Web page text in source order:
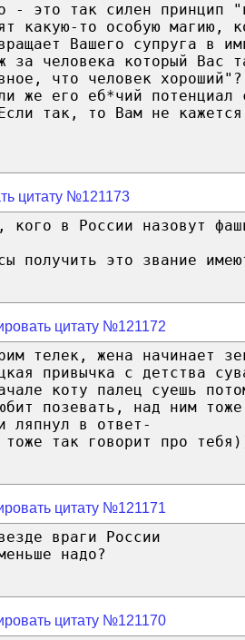
- это так силен принцип
какую-то особую магию,
Вашего супруга в
за человека который Вас
что человек
же его еб*чий потенциал
так, то Вам не
цитату №121173
кого в России назовут
получить это звание
цитату №121172
телек, жена начинает
привычка с детства
коту палец суешь
позевать, над ним
ляпнул в ответ-
тоже так говорит про
цитату №121171
враги России
надо?
цитату №121170